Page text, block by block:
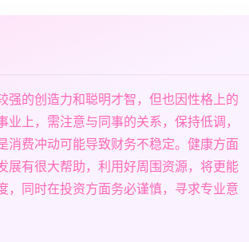
强的创造力和聪明才智，但也因性格上的
上，需注意与同事的关系，保持低调，
消费冲动可能导致财务不稳定。健康方面
展有很大帮助，利用好周围资源，将更能
，同时在投资方面务必谨慎，寻求专业意